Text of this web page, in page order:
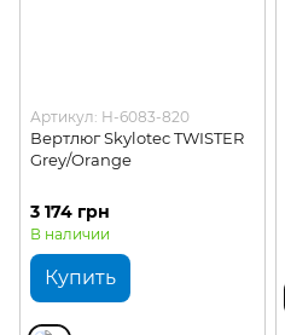
Артикул: H-6083-820
Вертлюг Skylotec TWISTER
Grey/Orange
3 174 грн
В наличии
Купить